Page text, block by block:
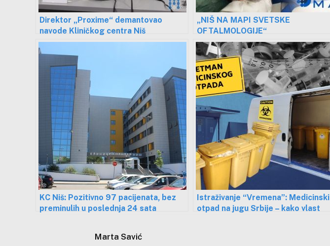
Direktor „Proxime“ demantovao
navode Kliničkog centra Niš
„NIŠ NA MAPI SVETSKE
OFTALMOLOGIJE“
KC Niš: Pozitivno 97 pacijenata, bez
preminulih u poslednja 24 sata
Istraživanje “Vremena”: Medicinski
otpad na jugu Srbije – kako vlast
Marta Savić